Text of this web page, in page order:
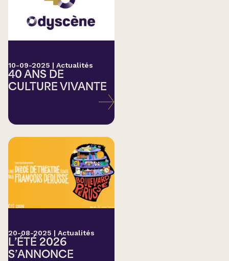
10-09-2025 | Actualités
40 ANS DE
CULTURE VIVANTE
20-08-2025 | Actualités
L’ÉTÉ 2026
S’ANNONCE